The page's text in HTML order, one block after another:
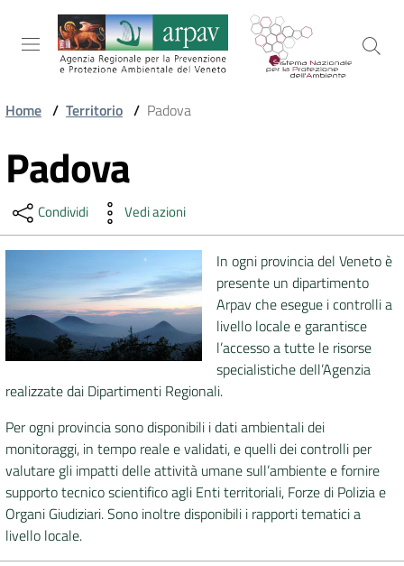
Salta al contenuto
Salta alla navigazione
Salta al footer
TEMI
AMBIENTALI
TERRITORIO
DATI
AMBIENTALI
Home / Territorio / Padova
Vai al contenuto
Padova
Condividi Vedi azioni
In ogni provincia del Veneto è
presente un dipartimento
Arpav che esegue i controlli a
livello locale e garantisce
l’accesso a tutte le risorse
specialistiche dell’Agenzia
realizzate dai Dipartimenti Regionali.
Per ogni provincia sono disponibili i dati ambientali dei
monitoraggi, in tempo reale e validati, e quelli dei controlli per
valutare gli impatti delle attività umane sull’ambiente e fornire
supporto tecnico scientifico agli Enti territoriali, Forze di Polizia e
Organi Giudiziari. Sono inoltre disponibili i rapporti tematici a
livello locale.